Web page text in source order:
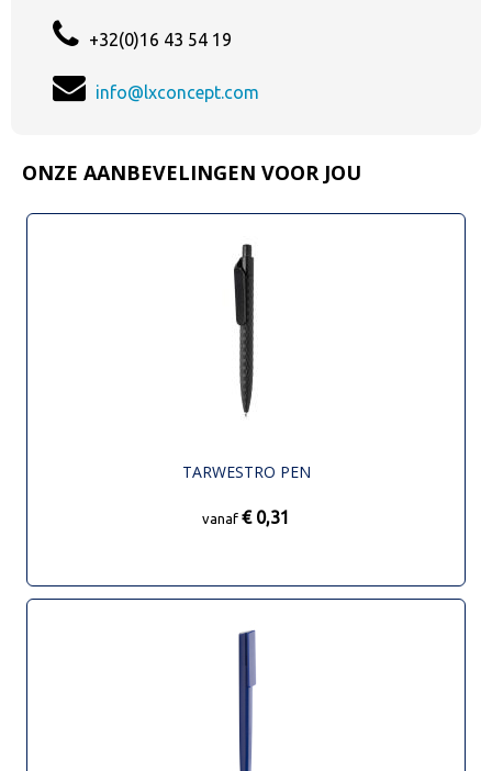
+32(0)16 43 54 19
info@lxconcept.com
ONZE AANBEVELINGEN VOOR JOU
TARWESTRO PEN
vanaf € 0,31